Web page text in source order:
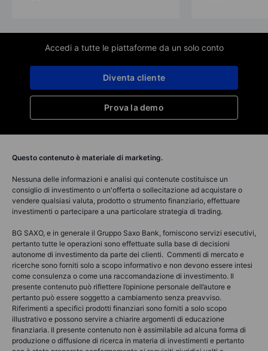
Accedi a tutte le piattaforme da un solo conto
Prova la demo
Diventa cliente
Questo contenuto è materiale di marketing.
Nessuna delle informazioni e analisi qui contenute costituisce un
consiglio di investimento o un'offerta o sollecitazione ad acquistare o
vendere qualsiasi valuta, prodotto o strumento finanziario, effettuare
investimenti o partecipare a una particolare strategia di trading.
BG SAXO, e in generale il Gruppo Saxo Bank, forniscono servizi esecutivi,
pertanto tutte le operazioni sono effettuate sulla base di decisioni
autonome di investimento da parte dei clienti. Commenti di mercato e
ricerche sono forniti solo a scopo informativo e non devono essere intesi
come consulenza o come una raccomandazione di investimento. Il
presente contenuto può riflettere l’opinione personale dell’autore e
pertanto può essere soggetto a cambiamento senza preavviso.
Riferimenti a specifici prodotti finanziari sono forniti a solo scopo
illustrativo e possono servire a chiarire argomenti di educazione
finanziaria. Il presente contenuto non è assimilabile ad alcuna forma di
produzione o diffusione di ricerca in materia di investimenti e pertanto